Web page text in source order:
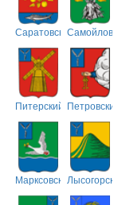
Саратовский
Питерский
Марксовский